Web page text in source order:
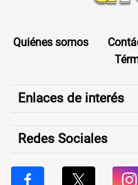
Quiénes somos
Enlaces de interés
Redes Sociales